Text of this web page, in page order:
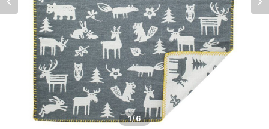
1/6